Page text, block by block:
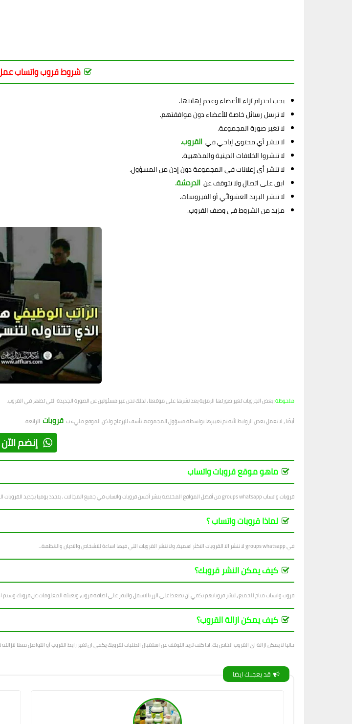
شروط قروب واتساب
يجب احترام آراء الأعضاء وعدم إهانتها.
لا ترسل رسائل خاصة للأعضاء دون موافقتهم.
لا تغير صورة المجموعة.
لا تنشر أي محتوى إباحي في القروب.
لا تنشروا الخلافات الدينية والمذهبية.
لا تنشر أي إعلانات في المجموعة دون إذن من المسؤول.
ابق على اتصال ولا تتوقف عن الدردشة.
لا تنشر البريد العشوائي أو الفيروسات.
مزيد من الشروط في وصف القروب.
ملحوظة: بعض الجروبات تغير صورتها الرمزية بعد نشرها على موقعنا ، لذلك نحن غير مسئولين عن الصورة الجديدة التي تظهر في القروب.
أيضًا ، لا تعمل بعض الروابط لأنه تم تغييرها بواسطة مسؤول المجموعة. نأسف للإزعاج ولكن الموقع مليء ب قروبات الرائعة.
إنضم
ماهو موقع قروبات واتساب
قروبات واتساب groups whatsapp من أفضل المواقع المختصة بنشر أحسن قروبات واتساب في جميع المجالات ، بتجدد يوميا بجديد القروبات المتنوعة.
لماذا قروبات واتساب ؟
في groups whatsapp لا ننشر الا القروبات الاكثر اهمية، ولا ننشر القروبات التي فيها اساءة للاشخاص والاديان والانظمة...
كيف يمكن النشر قروبك؟
قروب واتساب متاح للجميع ، لنشر قروباتهم يكفي ان تضغط على الزر بالاسفل والنقر على اضافة قروب، وتعبئة المعلومات عن قروبك وستم
كيف يمكن ازالة القروب؟
حاليا لا يمكن ازالة اي القروب الخاص بك، اذا كنت تريد التوقف عن استقبال الطلبات لقروبك يكفي ان تغير رابط القروب أو التواصل معنا لازالته
قد يعجبك ايضا